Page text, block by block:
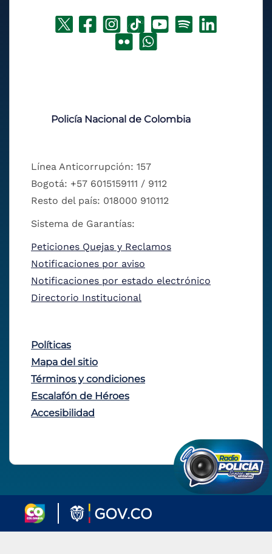
Policía Nacional de Colombia
Línea Anticorrupción: 157
Bogotá: +57 6015159111 / 9112
Resto del país: 018000 910112
Sistema de Garantías:
Peticiones Quejas y Reclamos
Notificaciones por aviso
Notificaciones por estado electrónico
Directorio Institucional
Políticas
Mapa del sitio
Términos y condiciones
Escalafón de Héroes
Accesibilidad